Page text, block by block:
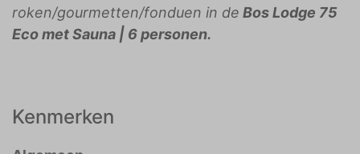
roken/gourmetten/fonduen in de Bos Lodge 75
Eco met Sauna | 6 personen.
Kenmerken